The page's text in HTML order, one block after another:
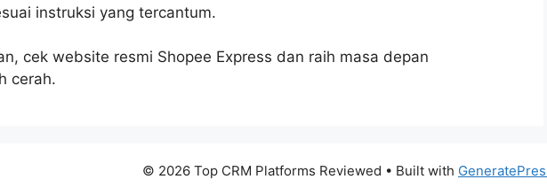
instruksi yang tercantum.
cek website resmi Shopee Express dan raih masa depan
cerah.
© 2026 Top CRM Platforms Reviewed • Built with